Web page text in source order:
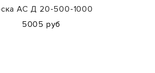
АС Д 20-500-1000
5005 руб